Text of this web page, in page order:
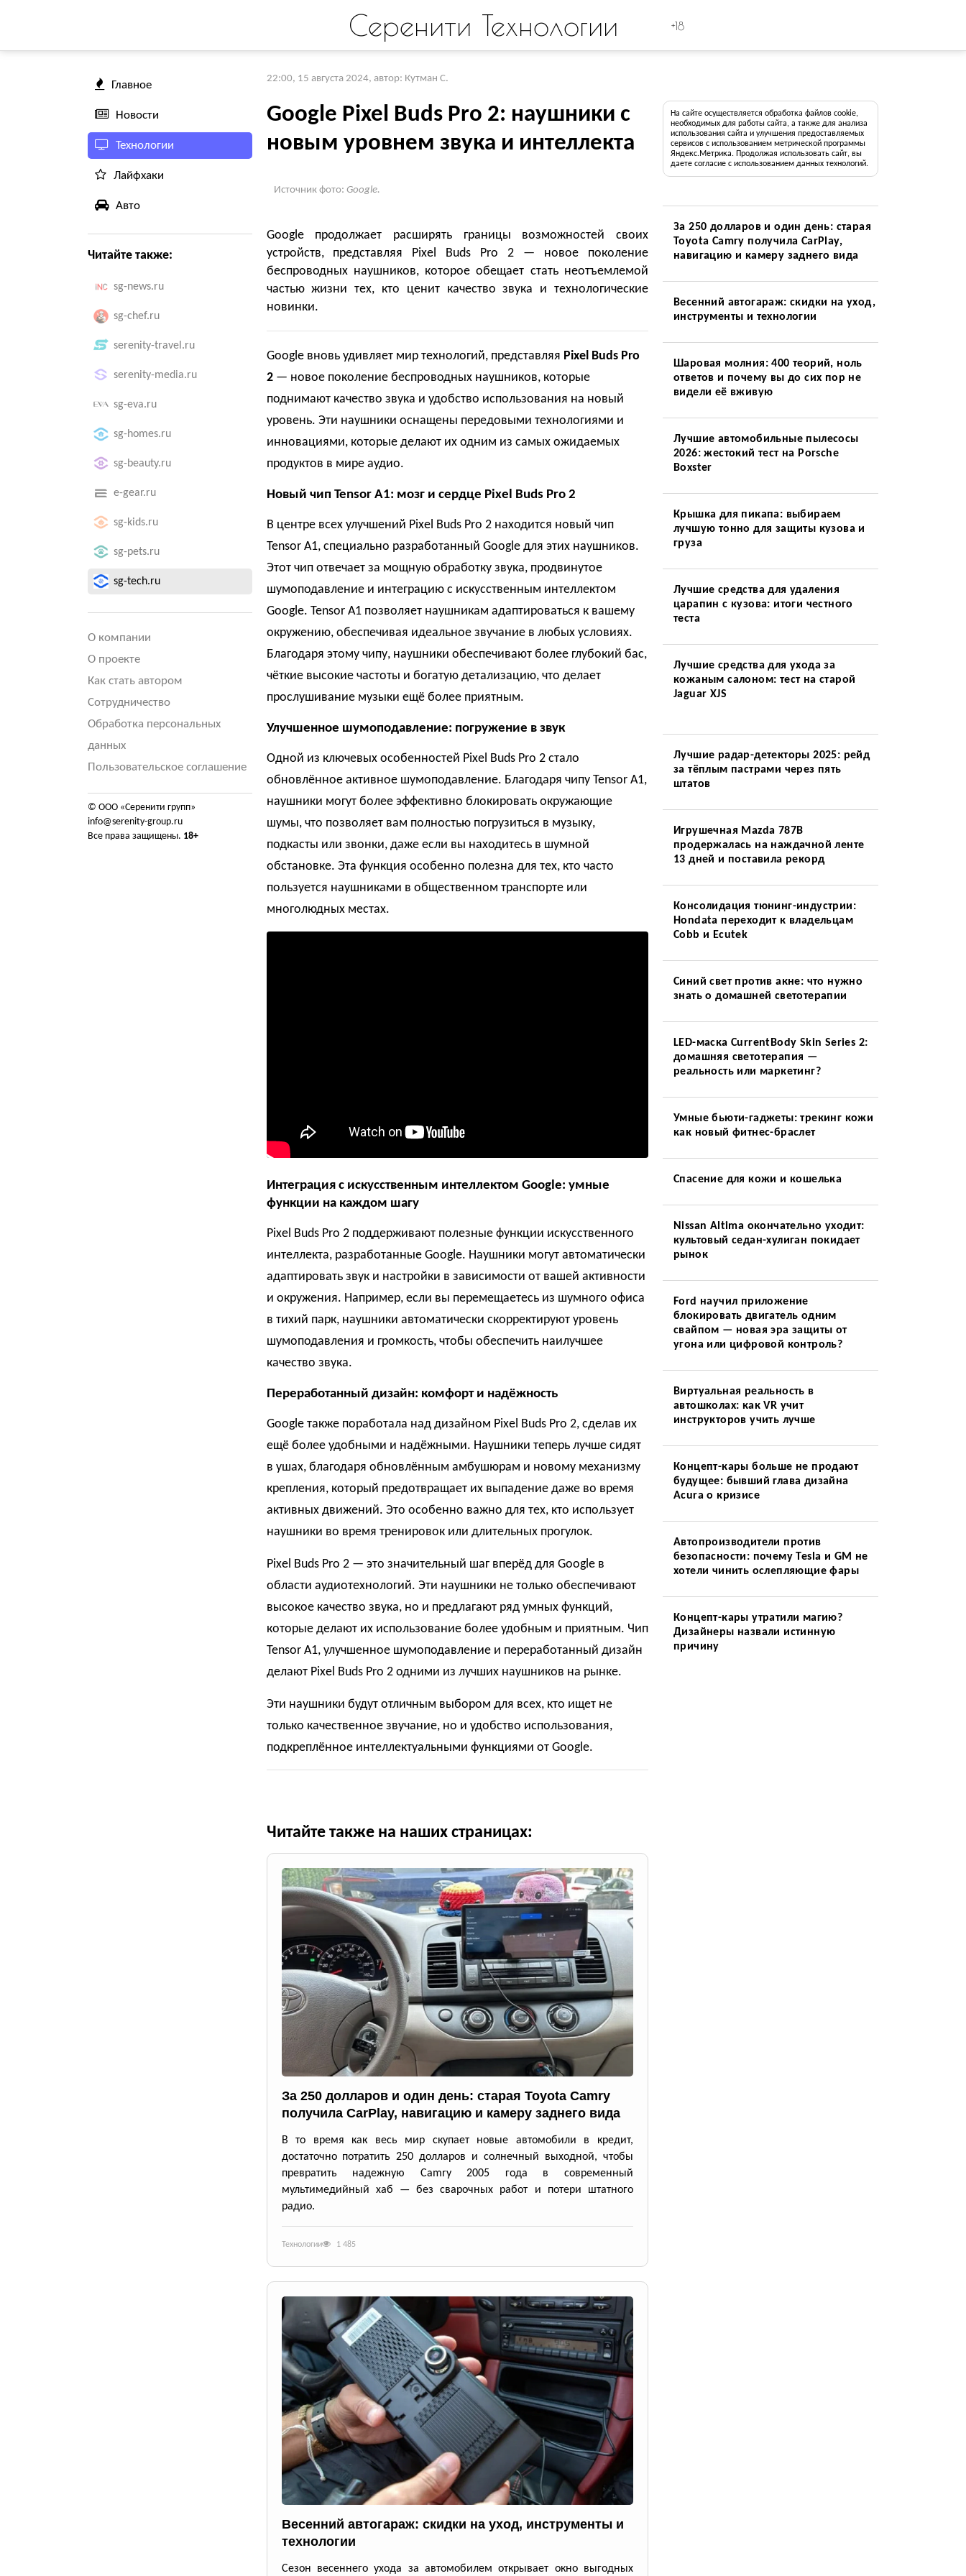
Серенити Технологии +18
Главное
Новости
Технологии
Лайфхаки
Авто
Читайте также:
sg-news.ru
sg-chef.ru
serenity-travel.ru
serenity-media.ru
sg-eva.ru
sg-homes.ru
sg-beauty.ru
e-gear.ru
sg-kids.ru
sg-pets.ru
sg-tech.ru
О компании
О проекте
Как стать автором
Сотрудничество
Обработка персональных
данных
Пользовательское соглашение
© ООО «Серенити групп»
info@serenity-group.ru
Все права защищены. 18+
22:00, 15 августа 2024, автор: Кутман С.
Google Pixel Buds Pro 2: наушники с
новым уровнем звука и интеллекта
Источник фото: Google.
Google продолжает расширять границы возможностей своих
устройств, представляя Pixel Buds Pro 2 — новое поколение
беспроводных наушников, которое обещает стать неотъемлемой
частью жизни тех, кто ценит качество звука и технологические
новинки.
Google вновь удивляет мир технологий, представляя Pixel Buds Pro
2— новое поколение беспроводных наушников, которые
поднимают качество звука и удобство использования на новый
уровень. Эти наушники оснащены передовыми технологиями и
инновациями, которые делают их одним из самых ожидаемых
продуктов в мире аудио.
Новый чип Tensor A1: мозг и сердце Pixel Buds Pro 2
В центре всех улучшений Pixel Buds Pro 2 находится новый чип
Tensor A1, специально разработанный Google для этих наушников.
Этот чип отвечает за мощную обработку звука, продвинутое
шумоподавление и интеграцию с искусственным интеллектом
Google. Tensor A1 позволяет наушникам адаптироваться к вашему
окружению, обеспечивая идеальное звучание в любых условиях.
Благодаря этому чипу, наушники обеспечивают более глубокий бас,
чёткие высокие частоты и богатую детализацию, что делает
прослушивание музыки ещё более приятным.
Улучшенное шумоподавление: погружение в звук
Одной из ключевых особенностей Pixel Buds Pro 2 стало
обновлённое активное шумоподавление. Благодаря чипу Tensor A1,
наушники могут более эффективно блокировать окружающие
шумы, что позволяет вам полностью погрузиться в музыку,
подкасты или звонки, даже если вы находитесь в шумной
обстановке. Эта функция особенно полезна для тех, кто часто
пользуется наушниками в общественном транспорте или
многолюдных местах.
Интеграция с искусственным интеллектом Google: умные
функции на каждом шагу
Pixel Buds Pro 2 поддерживают полезные функции искусственного
интеллекта, разработанные Google. Наушники могут автоматически
адаптировать звук и настройки в зависимости от вашей активности
и окружения. Например, если вы перемещаетесь из шумного офиса
в тихий парк, наушники автоматически скорректируют уровень
шумоподавления и громкость, чтобы обеспечить наилучшее
качество звука.
Переработанный дизайн: комфорт и надёжность
Google также поработала над дизайном Pixel Buds Pro 2, сделав их
ещё более удобными и надёжными. Наушники теперь лучше сидят
в ушах, благодаря обновлённым амбушюрам и новому механизму
крепления, который предотвращает их выпадение даже во время
активных движений. Это особенно важно для тех, кто использует
наушники во время тренировок или длительных прогулок.
Pixel Buds Pro 2 — это значительный шаг вперёд для Google в
области аудиотехнологий. Эти наушники не только обеспечивают
высокое качество звука, но и предлагают ряд умных функций,
которые делают их использование более удобным и приятным. Чип
Tensor A1, улучшенное шумоподавление и переработанный дизайн
делают Pixel Buds Pro 2 одними из лучших наушников на рынке.
Эти наушники будут отличным выбором для всех, кто ищет не
только качественное звучание, но и удобство использования,
подкреплённое интеллектуальными функциями от Google.
Читайте также на наших страницах:
За 250 долларов и один день: старая Toyota Camry
получила CarPlay, навигацию и камеру заднего вида
В то время как весь мир скупает новые автомобили в кредит,
достаточно потратить 250 долларов и солнечный выходной, чтобы
превратить надежную Camry 2005 года в современный
мультимедийный хаб — без сварочных работ и потери штатного
радио.
Технологии 1 485
Весенний автогараж: скидки на уход, инструменты и
технологии
Сезон весеннего ухода за автомобилем открывает окно выгодных
На сайте осуществляется обработка файлов cookie,
необходимых для работы сайта, а также для анализа
использования сайта и улучшения предоставляемых
сервисов с использованием метрической программы
Яндекс.Метрика. Продолжая использовать сайт, вы
даете согласие с использованием данных технологий.
За 250 долларов и один день: старая
Toyota Camry получила CarPlay,
навигацию и камеру заднего вида
Весенний автогараж: скидки на уход,
инструменты и технологии
Шаровая молния: 400 теорий, ноль
ответов и почему вы до сих пор не
видели её вживую
Лучшие автомобильные пылесосы
2026: жестокий тест на Porsche
Boxster
Крышка для пикапа: выбираем
лучшую тонно для защиты кузова и
груза
Лучшие средства для удаления
царапин с кузова: итоги честного
теста
Лучшие средства для ухода за
кожаным салоном: тест на старой
Jaguar XJS
Лучшие радар-детекторы 2025: рейд
за тёплым пастрами через пять
штатов
Игрушечная Mazda 787B
продержалась на наждачной ленте
13 дней и поставила рекорд
Консолидация тюнинг-индустрии:
Hondata переходит к владельцам
Cobb и Ecutek
Синий свет против акне: что нужно
знать о домашней светотерапии
LED-маска CurrentBody Skin Series 2:
домашняя светотерапия —
реальность или маркетинг?
Умные бьюти-гаджеты: трекинг кожи
как новый фитнес-браслет
Спасение для кожи и кошелька
Nissan Altima окончательно уходит:
культовый седан-хулиган покидает
рынок
Ford научил приложение
блокировать двигатель одним
свайпом — новая эра защиты от
угона или цифровой контроль?
Виртуальная реальность в
автошколах: как VR учит
инструкторов учить лучше
Концепт-кары больше не продают
будущее: бывший глава дизайна
Acura о кризисе
Автопроизводители против
безопасности: почему Tesla и GM не
хотели чинить ослепляющие фары
Концепт-кары утратили магию?
Дизайнеры назвали истинную
причину